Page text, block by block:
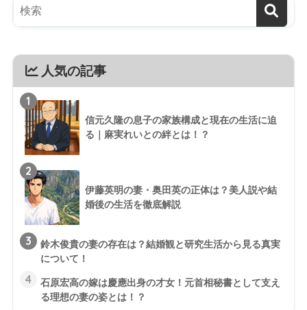
人気の記事
1
信元久隆の息子の家族構成と現在の生活に迫
る｜麻実れいとの絆とは！？
2
伊藤英明の妻・奥田英の正体は？美人説や結
婚後の生活を徹底解説
3
鈴木俊貴の妻の存在は？結婚観と研究生活から見る真実
について！
4
石原宏高の嫁は慶應出身の才女！元首相秘書として支え
る理想の妻の姿とは！？